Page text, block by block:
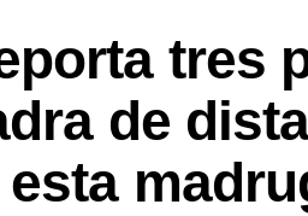
tres
de